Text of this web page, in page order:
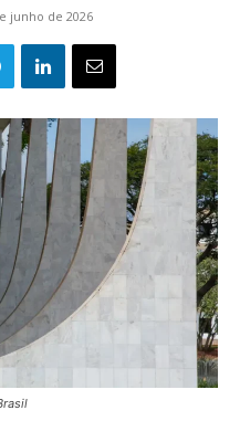
junho de 2026